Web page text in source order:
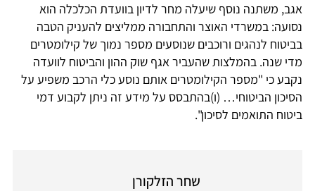
אגב, משתנה נוסף שיעלה מחר לדיון בוועדת הכלכלה הוא
נסועה: במשרדי האוצר והתחבורה ממליצים להעניק הטבה
בביטוח לנהגים ורוכבים שנוסעים מספר נמוך של קילומטרים
מדי שנה. בהמלצות שהעביר אגף שוק ההון והביטוח לוועדה
נקבע כי "מספר הקילומטרים אותם נוסע כלי הרכב משפיע על
הסיכון הביטוחי… (ו)בהתבסס על מידע זה ניתן לקבוע דמי
ביטוח התואמים לסיכון".
שחר הזלקורן